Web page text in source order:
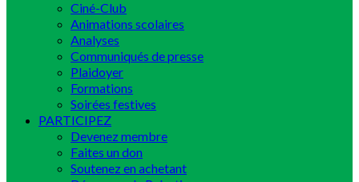
Ciné-Club
Animations scolaires
Analyses
Communiqués de presse
Plaidoyer
Formations
Soirées festives
PARTICIPEZ
Devenez membre
Faites un don
Soutenez en achetant